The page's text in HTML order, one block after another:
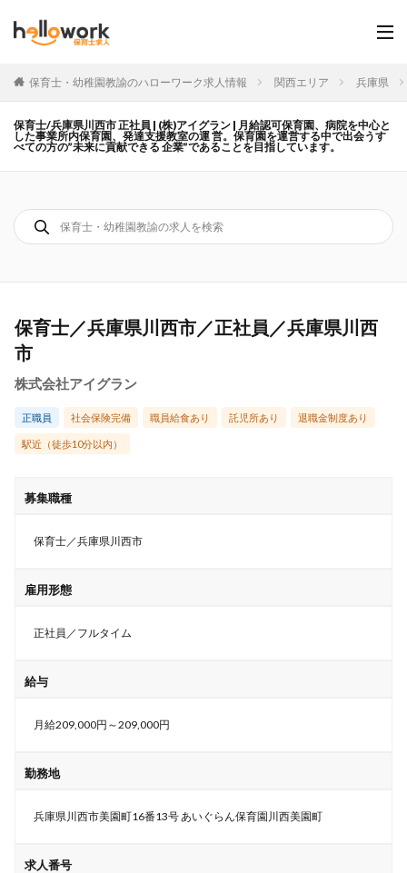
保育士・幼稚園教諭のハローワーク求人情報 関西エリア 兵庫県
保育士/兵庫県川西市 正社員 | (株)アイグラン | 月給認可保育園、病院を中心と
した事業所内保育園、発達支援教室の運 営。保育園を運営する中で出会うす
べての方の”未来に貢献できる 企業”であることを目指しています。
保育士／兵庫県川西市／正社員／兵庫県川西
市
株式会社アイグラン
正職員 社会保険完備 職員給食あり 託児所あり 退職金制度あり
駅近（徒歩10分以内）
募集職種
保育士／兵庫県川西市
雇用形態
正社員／フルタイム
給与
月給209,000円～209,000円
勤務地
兵庫県川西市美園町16番13号 あいぐらん保育園川西美園町
求人番号